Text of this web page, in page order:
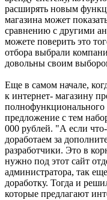
расширять новым
магазина может
сравнению с другими
можете поверить это
отбора выбрали
довольны своим
Еще в самом начале,
к интернет- магазину
полнофункционального
предложение с тем
000 рублей. "А если
доработаем за
разработчики. Это в
нужно под этот сайт
администратора, так
доработку. Тогда и
которые предлагают